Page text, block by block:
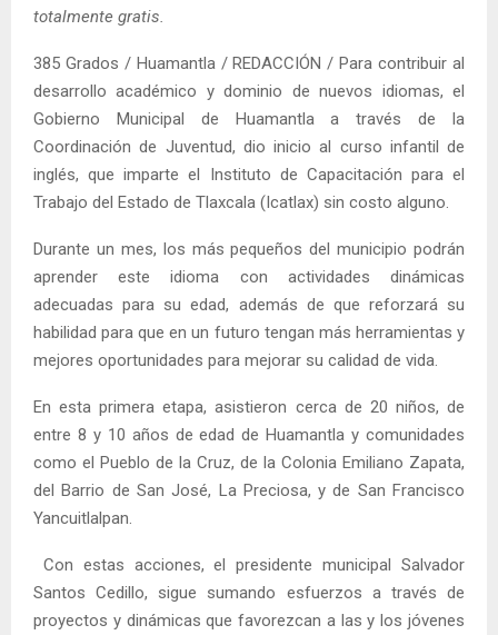
totalmente gratis.
385 Grados / Huamantla / REDACCIÓN / Para contribuir al
desarrollo académico y dominio de nuevos idiomas, el
Gobierno Municipal de Huamantla a través de la
Coordinación de Juventud, dio inicio al curso infantil de
inglés, que imparte el Instituto de Capacitación para el
Trabajo del Estado de Tlaxcala (Icatlax) sin costo alguno.
Durante un mes, los más pequeños del municipio podrán
aprender este idioma con actividades dinámicas
adecuadas para su edad, además de que reforzará su
habilidad para que en un futuro tengan más herramientas y
mejores oportunidades para mejorar su calidad de vida.
En esta primera etapa, asistieron cerca de 20 niños, de
entre 8 y 10 años de edad de Huamantla y comunidades
como el Pueblo de la Cruz, de la Colonia Emiliano Zapata,
del Barrio de San José, La Preciosa, y de San Francisco
Yancuitlalpan.
Con estas acciones, el presidente municipal Salvador
Santos Cedillo, sigue sumando esfuerzos a través de
proyectos y dinámicas que favorezcan a las y los jóvenes